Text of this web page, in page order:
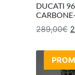
DUCATI
289,00€